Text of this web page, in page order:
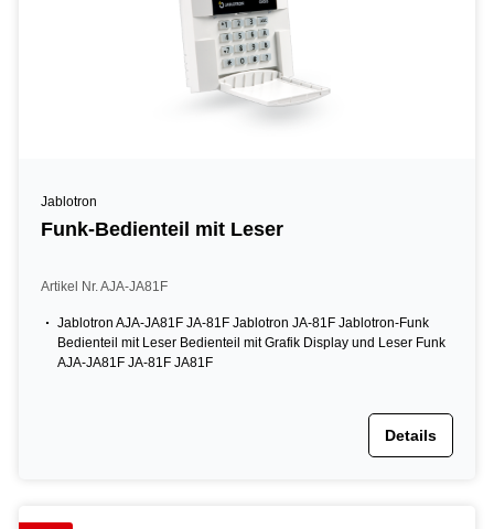
Jablotron
Funk-Bedienteil mit Leser
Artikel Nr. AJA-JA81F
Jablotron AJA-JA81F JA-81F Jablotron JA-81F Jablotron-Funk
Bedienteil mit Leser Bedienteil mit Grafik Display und Leser Funk
AJA-JA81F JA-81F JA81F
Details